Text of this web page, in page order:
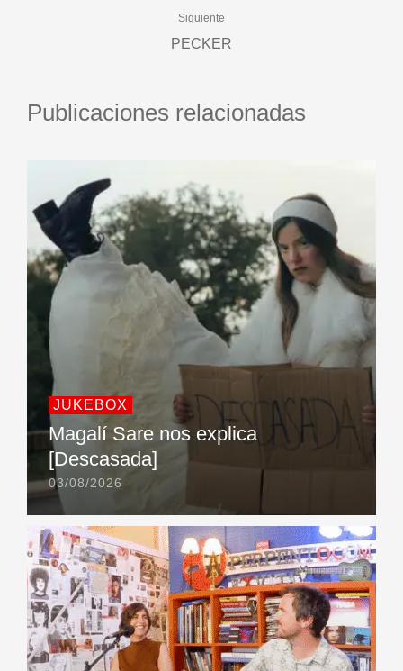
Siguiente
PECKER
Publicaciones relacionadas
JUKEBOX
Magalí Sare nos explica
[Descasada]
03/08/2026